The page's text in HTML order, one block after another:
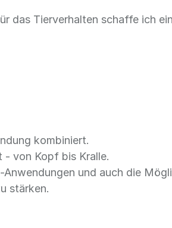
das Tierverhalten schaffe ich
kombiniert.
- von Kopf bis Kralle.
und auch die
stärken.